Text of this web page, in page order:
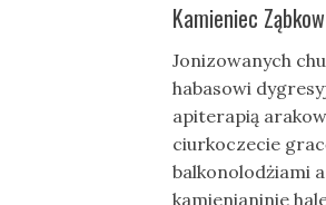
Kamieniec
Jonizowanych
habasowi
apiterapią
ciurkoczecie
balkonolodżiami
kamienianinie